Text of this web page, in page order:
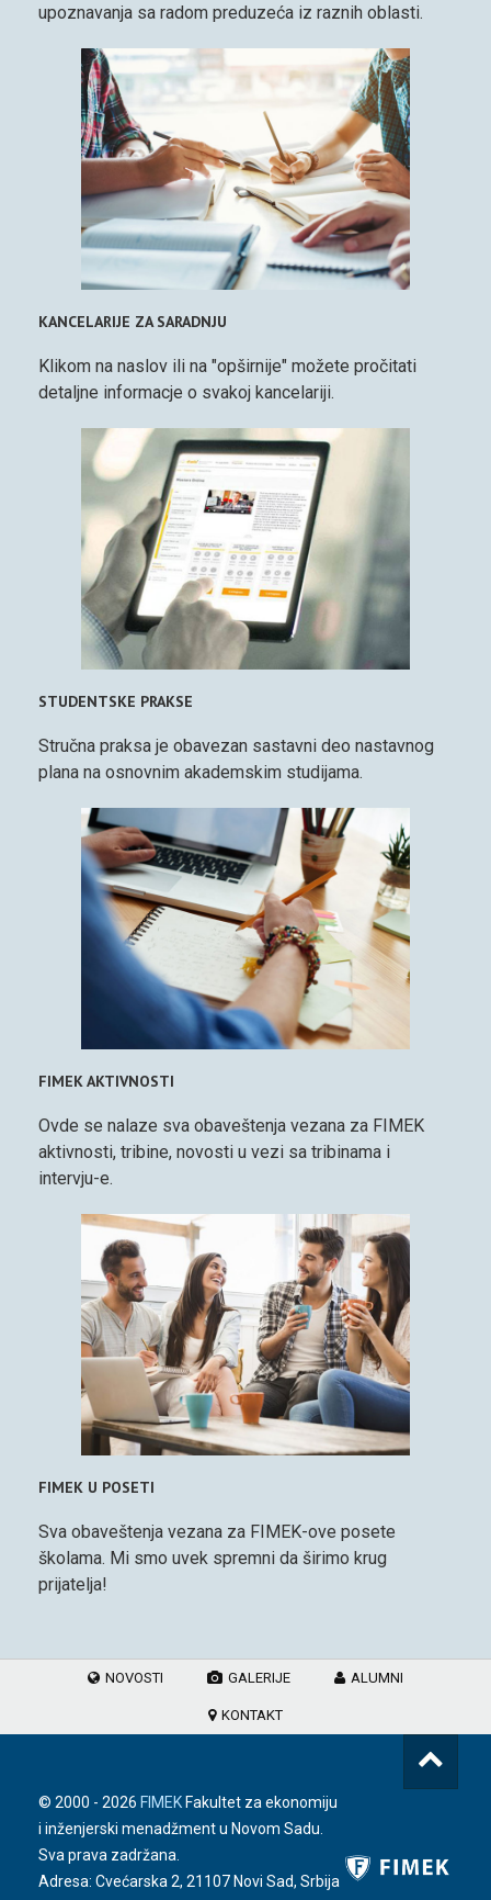
upoznavanja sa radom preduzeća iz raznih oblasti.
KANCELARIJE ZA SARADNJU
Klikom na naslov ili na "opširnije" možete pročitati
detaljne informacje o svakoj kancelariji.
STUDENTSKE PRAKSE
Stručna praksa je obavezan sastavni deo nastavnog
plana na osnovnim akademskim studijama.
FIMEK AKTIVNOSTI
Ovde se nalaze sva obaveštenja vezana za FIMEK
aktivnosti, tribine, novosti u vezi sa tribinama i
intervju-e.
FIMEK U POSETI
Sva obaveštenja vezana za FIMEK-ove posete
školama. Mi smo uvek spremni da širimo krug
prijatelja!
NOVOSTI GALERIJE ALUMNI
KONTAKT
© 2000 - 2026 FIMEKFakultet za ekonomiju
i inženjerski menadžment u Novom Sadu.
Sva prava zadržana.
Adresa: Cvećarska 2, 21107 Novi Sad, Srbija